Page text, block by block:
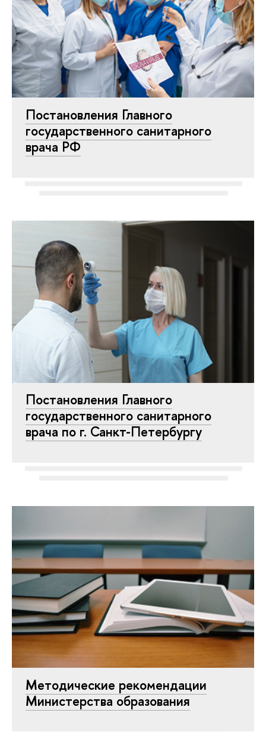
Постановления Главного
государственного санитарного
врача РФ
Постановления Главного
государственного санитарного
врача по г. Санкт-Петербургу
Методические рекомендации
Министерства образования